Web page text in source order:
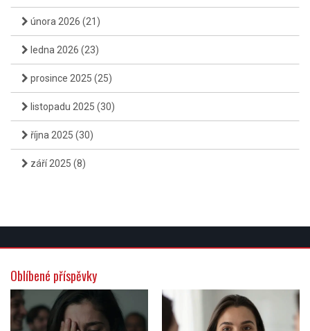
února 2026 (21)
ledna 2026 (23)
prosince 2025 (25)
listopadu 2025 (30)
října 2025 (30)
září 2025 (8)
Oblíbené příspěvky